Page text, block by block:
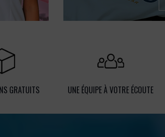
GRATUITS UNE ÉQUIPE À VOTRE ÉCOUTE